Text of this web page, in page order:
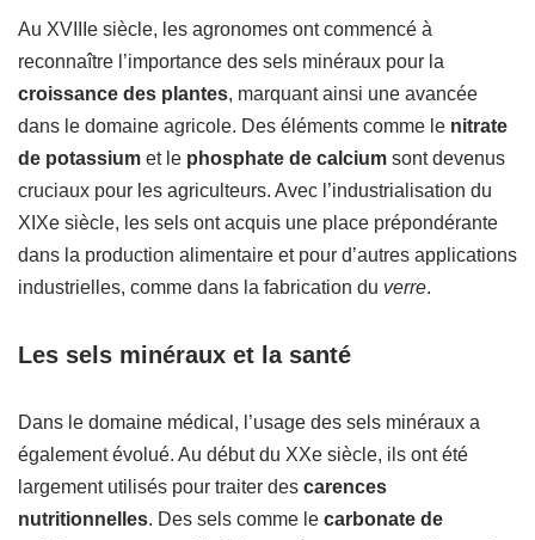
Au XVIIIe siècle, les agronomes ont commencé à
reconnaître l’importance des sels minéraux pour la
croissance des plantes, marquant ainsi une avancée
dans le domaine agricole. Des éléments comme le nitrate
de potassium et le phosphate de calcium sont devenus
cruciaux pour les agriculteurs. Avec l’industrialisation du
XIXe siècle, les sels ont acquis une place prépondérante
dans la production alimentaire et pour d’autres applications
industrielles, comme dans la fabrication du verre.
Les sels minéraux et la santé
Dans le domaine médical, l’usage des sels minéraux a
également évolué. Au début du XXe siècle, ils ont été
largement utilisés pour traiter des carences
nutritionnelles. Des sels comme le carbonate de